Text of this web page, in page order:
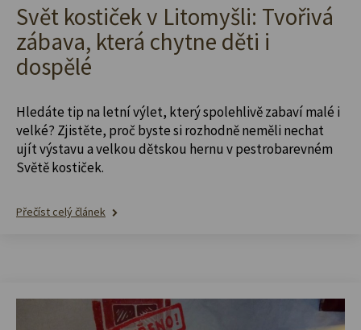
Svět kostiček v Litomyšli: Tvořivá
zábava, která chytne děti i
dospělé
Hledáte tip na letní výlet, který spolehlivě zabaví malé i
velké? Zjistěte, proč byste si rozhodně neměli nechat
ujít výstavu a velkou dětskou hernu v pestrobarevném
Světě kostiček.
Přečíst celý článek